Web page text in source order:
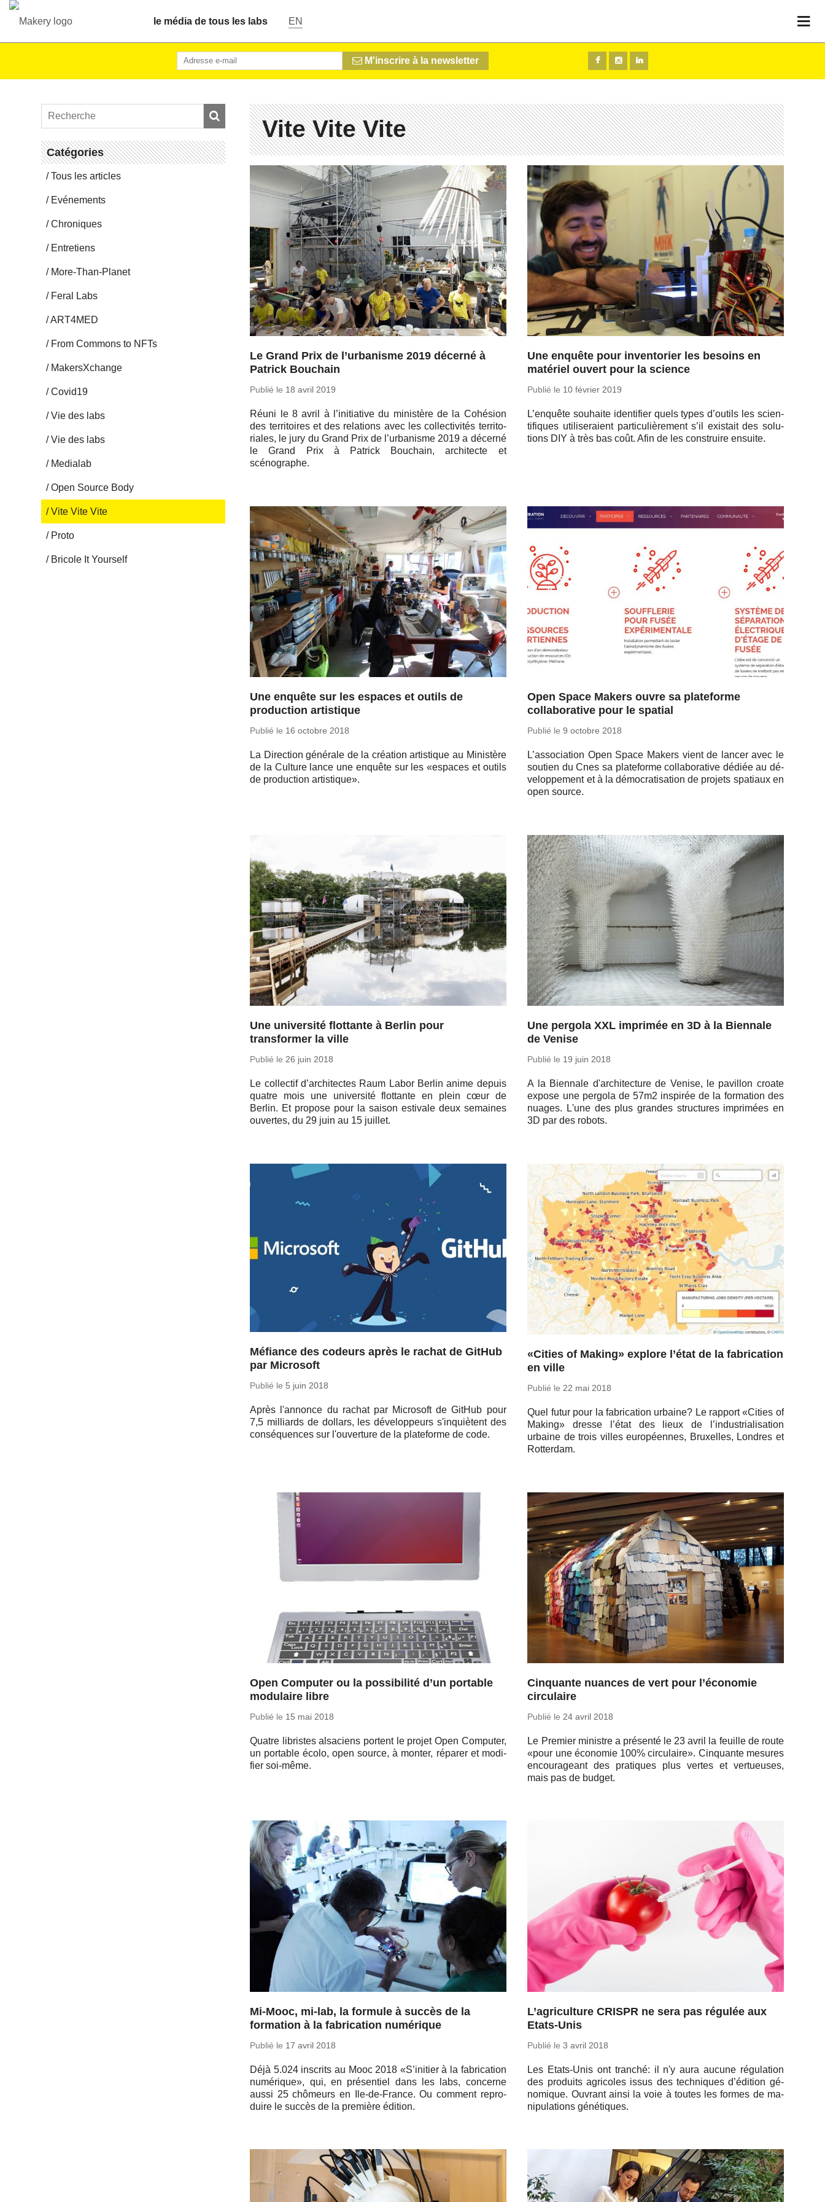
le média de tous les labs EN
M'inscrire à la newsletter
Ca­té­go­ries
Tous les articles
Evé­ne­ments
Chro­niques
En­tre­tiens
More-Than-Pla­net
Feral Labs
ART4MED
From Commons to NFTs
Ma­kersX­change
Covid19
Vie des labs
Vie des labs
Me­dia­lab
Open Source Body
Vite Vite Vite
Proto
Bricole It Yourself
Vite Vite Vite
Le Grand Prix de l’urbanisme 2019 décerné à
Patrick Bouchain
Publié le 18 avril 2019
Réuni le 8 avril à l’ini­tia­tive du mi­nis­tère de la Co­hé­sion
des ter­ri­toires et des re­la­tions avec les col­lec­ti­vi­tés ter­ri­to­
riales, le jury du Grand Prix de l’ur­ba­nisme 2019 a décerné
le Grand Prix à Patrick Bou­chain, ar­chi­tecte et
scénographe.
Une enquête pour inventorier les besoins en
matériel ouvert pour la science
Publié le 10 février 2019
L’en­quête sou­haite iden­ti­fier quels types d’ou­tils les scien­
ti­fiques uti­li­se­raient par­ti­cu­liè­re­ment s’il exis­tait des so­lu­
tions DIY à très bas coût. Afin de les construire ensuite.
Une enquête sur les espaces et outils de
production artistique
Publié le 16 octobre 2018
La Di­rec­tion gé­né­rale de la créa­tion ar­tis­tique au Mi­nis­tère
de la Culture lance une enquête sur les «espaces et outils
de pro­duc­tion ar­tis­tique».
Open Space Makers ouvre sa plateforme
collaborative pour le spatial
Publié le9 octobre 2018
L’as­so­cia­tion Open Space Makers vient de lancer avec le
soutien du Cnes sa pla­te­forme col­la­bo­ra­tive dédiée au dé­
ve­lop­pe­ment et à la dé­mo­cra­ti­sa­tion de projets spa­tiaux en
open source.
Une université flottante à Berlin pour
transformer la ville
Publié le 26 juin 2018
Le col­lec­tif d’ar­chi­tectes Raum Labor Berlin anime depuis
quatre mois une uni­ver­sité flot­tante en plein cœur de
Berlin. Et propose pour la saison es­ti­vale deux se­maines
ou­vertes, du 29 juin au 15 juillet.
Une pergola XXL imprimée en 3D à la Biennale
de Venise
Publié le 19 juin 2018
A la Bien­nale d'ar­chi­tec­ture de Venise, le pa­villon croate
expose une pergola de 57m2 ins­pi­rée de la for­ma­tion des
nuages. L'une des plus grandes struc­tures im­pri­mées en
3D par des robots.
Méfiance des codeurs après le rachat de GitHub
par Microsoft
Publié le 5 juin 2018
Après l'an­nonce du rachat par Mi­cro­soft de GitHub pour
7,5 mil­liards de dollars, les dé­ve­lop­peurs s'in­quiètent des
consé­quences sur l'ou­ver­ture de la pla­te­forme de code.
«Cities of Making» explore l’état de la fabrication
en ville
Publié le 22 mai 2018
Quel futur pour la fa­bri­ca­tion urbaine? Le rapport «Cities of
Making» dresse l’état des lieux de l’in­dus­tria­li­sa­tion
urbaine de trois villes eu­ro­péennes, Bruxelles, Londres et
Rotterdam.
Open Computer ou la possibilité d’un portable
modulaire libre
Publié le 15 mai 2018
Quatre li­bristes al­sa­ciens portent le projet Open Com­pu­ter,
un por­table écolo, open source, à monter, réparer et mo­di­
fier soi-même.
Cinquante nuances de vert pour l’économie
circulaire
Publié le 24 avril 2018
Le Premier mi­nistre a pré­senté le 23 avril la feuille de route
«pour une éco­no­mie 100% cir­cu­laire». Cin­quante mesures
en­cou­ra­geant des pra­tiques plus vertes et ver­tueuses,
mais pas de budget.
Mi-Mooc, mi-lab, la formule à succès de la
formation à la fabrication numérique
Publié le 17 avril 2018
Déjà 5.024 ins­crits au Mooc 2018 «S’ini­tier à la fa­bri­ca­tion
nu­mé­rique», qui, en pré­sen­tiel dans les labs, concerne
aussi 25 chô­meurs en Ile-de-France. Ou comment re­pro­
duire le succès de la pre­mière édition.
L’agriculture CRISPR ne sera pas régulée aux
Etats-Unis
Publié le3 avril 2018
Les Etats-Unis ont tranché: il n'y aura aucune ré­gu­la­tion
des pro­duits agri­coles issus des tech­niques d’édi­tion gé­
no­mique. Ouvrant ainsi la voie à toutes les formes de ma­
ni­pu­la­tions génétiques.